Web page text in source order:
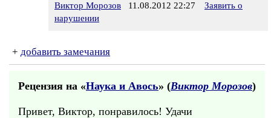
Виктор Морозов 11.08.2012 22:27
Заявить о
нарушении
+ добавить замечания
Рецензия на «Наука и Авось» (Виктор Морозов)
Привет, Виктор, понравилось! Удачи